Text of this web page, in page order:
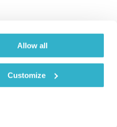
Allow all
Customize